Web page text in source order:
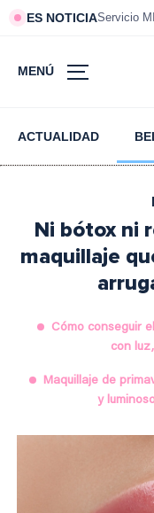
ES NOTICIAServicio
MENÚ
ACTUALIDAD
Ni bótox ni
maquillaje
Cómo conseguir
con
Maquillaje de
y